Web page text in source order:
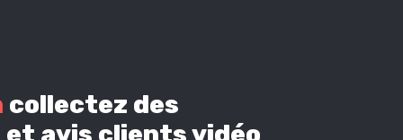
collectez des